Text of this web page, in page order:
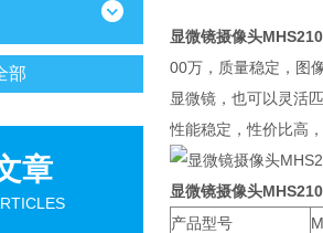
部
章
显微镜摄像头
00万，质量稳定，图
显微镜，也可以灵活
性能稳定，性价比高
显微镜摄像头
产品型号